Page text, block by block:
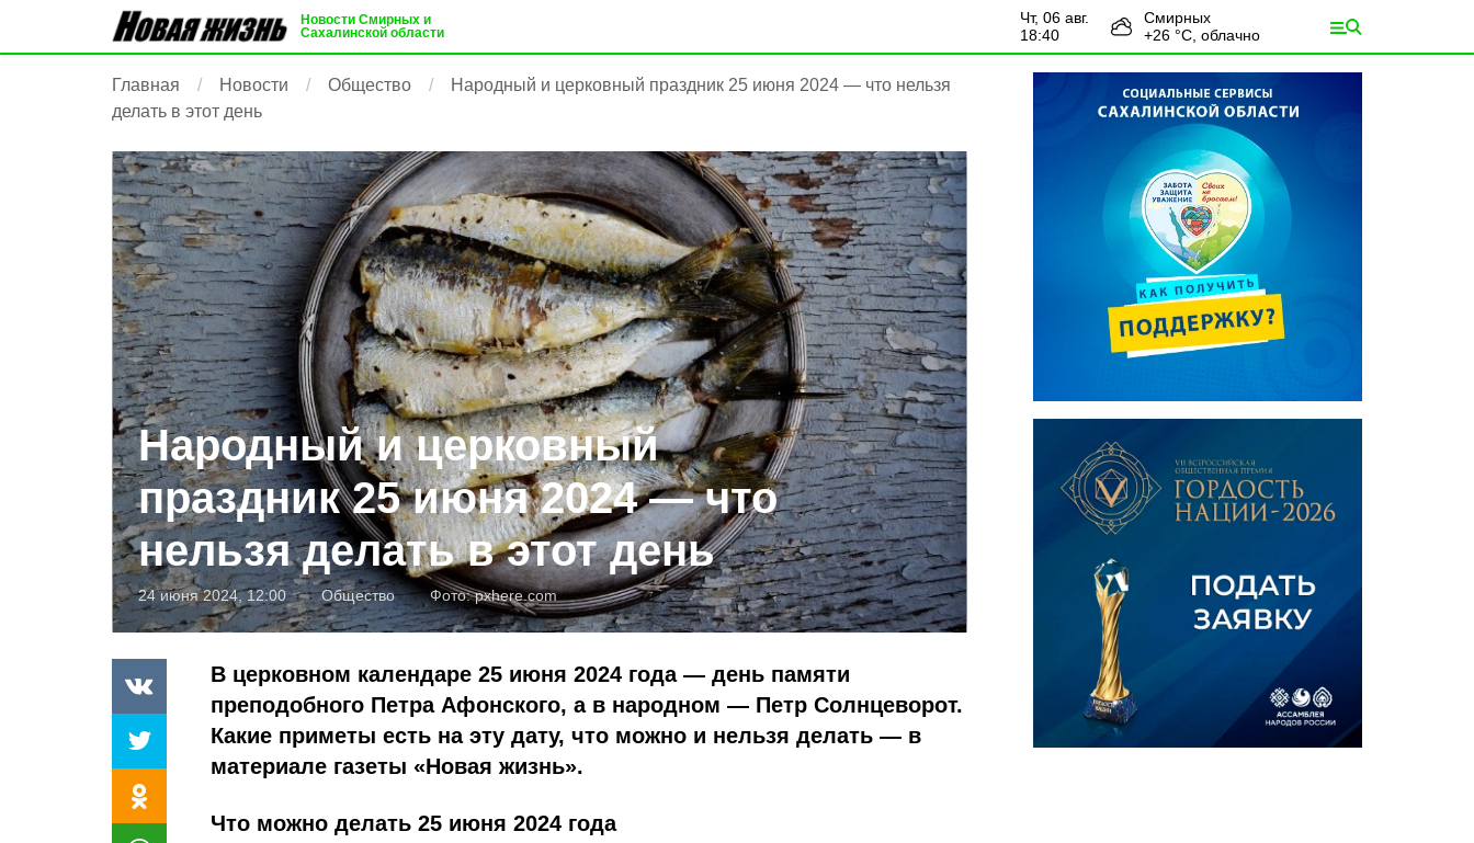
Новости Смирных и
Сахалинской области
чт, 06 авг.
18:40
Смирных
+26 °С, облачно
Главная Новости Общество
Народный и церковный праздник 25 июня 2024 — что нельзя
делать в этот день
Народный и церковный
праздник 25 июня 2024 — что
нельзя делать в этот день
24 июня 2024, 12:00 Общество Фото:pxhere.com
В церковном календаре 25 июня 2024 года — день памяти
преподобного Петра Афонского, а в народном — Петр Солнцеворот.
Какие приметы есть на эту дату, что можно и нельзя делать — в
материале газеты «Новая жизнь».
Что можно делать 25 июня 2024 года